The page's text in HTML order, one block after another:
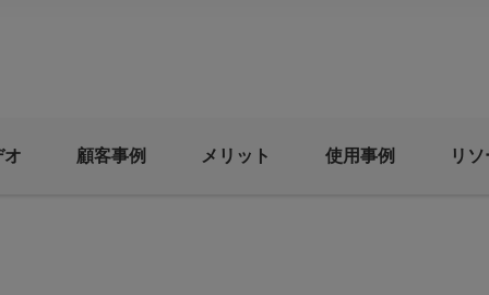
オ 顧客事例 メリット 使用事例 リ